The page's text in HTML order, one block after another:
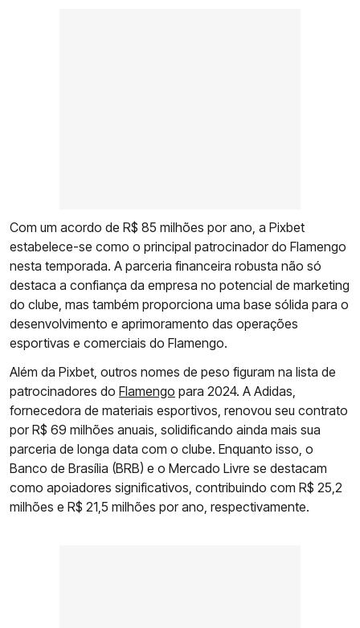
Com um acordo de R$ 85 milhões por ano, a Pixbet
estabelece-se como o principal patrocinador do Flamengo
nesta temporada. A parceria financeira robusta não só
destaca a confiança da empresa no potencial de marketing
do clube, mas também proporciona uma base sólida para o
desenvolvimento e aprimoramento das operações
esportivas e comerciais do Flamengo.
Além da Pixbet, outros nomes de peso figuram na lista de
patrocinadores do Flamengo para 2024. A Adidas,
fornecedora de materiais esportivos, renovou seu contrato
por R$ 69 milhões anuais, solidificando ainda mais sua
parceria de longa data com o clube. Enquanto isso, o
Banco de Brasília (BRB) e o Mercado Livre se destacam
como apoiadores significativos, contribuindo com R$ 25,2
milhões e R$ 21,5 milhões por ano, respectivamente.